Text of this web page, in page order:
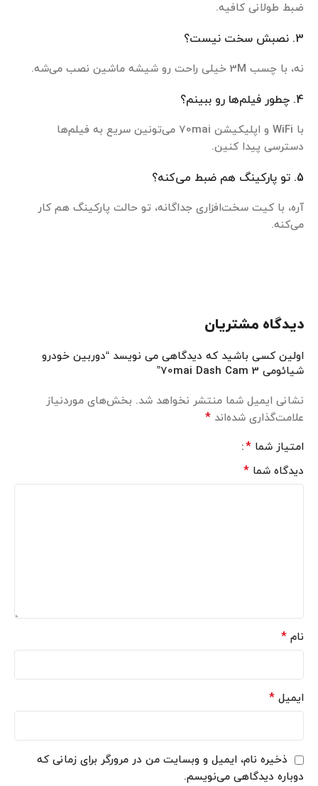
ضبط طولانی کافیه.
3. نصبش سخت نیست؟
نه، با چسب 3M خیلی راحت رو شیشه ماشین نصب می‌شه.
4. چطور فیلم‌ها رو ببینم؟
با WiFi و اپلیکیشن 70mai می‌تونین سریع به فیلم‌ها
دسترسی پیدا کنین.
5. تو پارکینگ هم ضبط می‌کنه؟
آره، با کیت سخت‌افزاری جداگانه، تو حالت پارکینگ هم کار
می‌کنه.
دیدگاه مشتریان
اولین کسی باشید که دیدگاهی می نویسد “دوربین خودرو
شیائومی 70mai Dash Cam 3”
نشانی ایمیل شما منتشر نخواهد شد. بخش‌های موردنیاز
علامت‌گذاری شده‌اند *
امتیاز شما *
دیدگاه شما *
نام *
ایمیل *
ذخیره نام، ایمیل و وبسایت من در مرورگر برای زمانی که
دوباره دیدگاهی می‌نویسم.